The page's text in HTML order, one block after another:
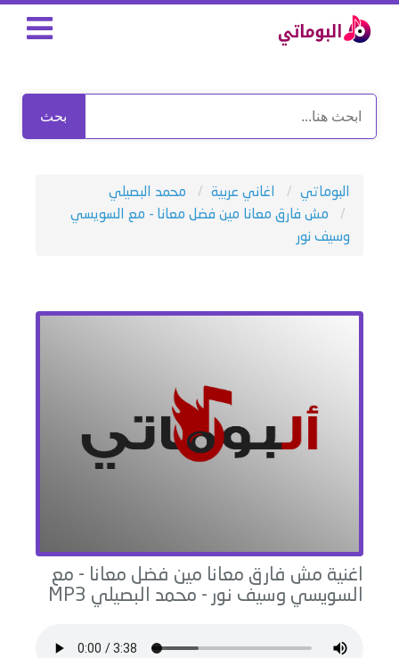
بحث
البوماتي اغاني عربية
محمد البصيلي
مش فارق معانا مين فضل معانا - مع السويسي
وسيف نور
اغنية مش فارق معانا مين فضل معانا - مع
السويسي وسيف نور - محمد البصيلي